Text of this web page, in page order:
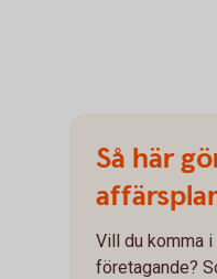
Så här
Vill du komma
företagande?